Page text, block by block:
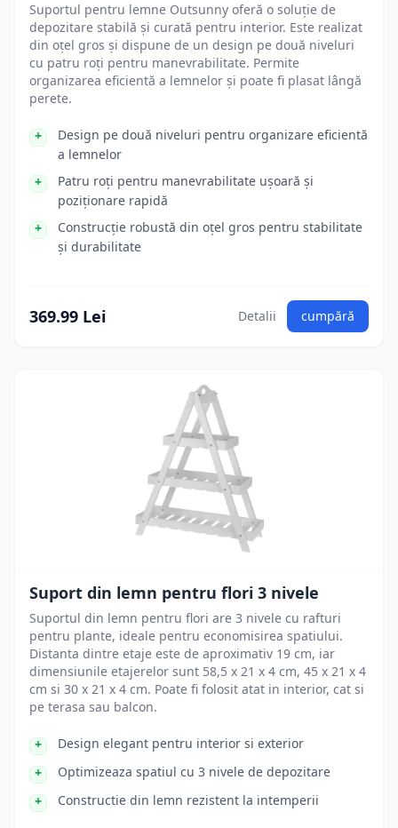
Suportul pentru lemne Outsunny oferă o soluție de
depozitare stabilă și curată pentru interior. Este realizat
din oțel gros și dispune de un design pe două niveluri
cu patru roți pentru manevrabilitate. Permite
organizarea eficientă a lemnelor și poate fi plasat lângă
perete.
Design pe două niveluri pentru organizare eficientă
a lemnelor
Patru roți pentru manevrabilitate ușoară și
poziționare rapidă
Construcție robustă din oțel gros pentru stabilitate
și durabilitate
369.99 Lei Detalii cumpără
Suport din lemn pentru flori 3 nivele
Suportul din lemn pentru flori are 3 nivele cu rafturi
pentru plante, ideale pentru economisirea spatiului.
Distanta dintre etaje este de aproximativ 19 cm, iar
dimensiunile etajerelor sunt 58,5 x 21 x 4 cm, 45 x 21 x 4
cm si 30 x 21 x 4 cm. Poate fi folosit atat in interior, cat si
pe terasa sau balcon.
Design elegant pentru interior si exterior
Optimizeaza spatiul cu 3 nivele de depozitare
Constructie din lemn rezistent la intemperii